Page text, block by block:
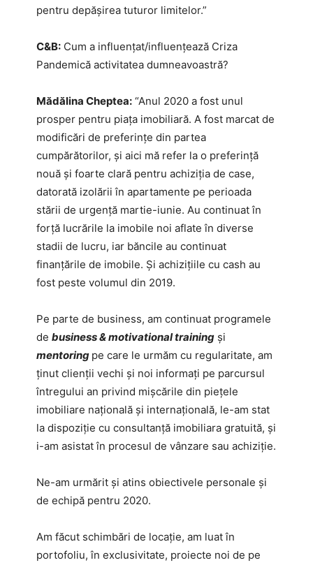
pentru depășirea tuturor limitelor.”
C&B: Cum a influențat/influențează Criza
Pandemică activitatea dumneavoastră?
Mădălina Cheptea: “Anul 2020 a fost unul
prosper pentru piaţa imobiliară. A fost marcat de
modificări de preferinţe din partea
cumpărătorilor, şi aici mă refer la o preferinţă
nouă şi foarte clară pentru achiziţia de case,
datorată izolării în apartamente pe perioada
stării de urgenţă martie-iunie. Au continuat în
forţă lucrările la imobile noi aflate în diverse
stadii de lucru, iar băncile au continuat
finanţările de imobile. Și achiziţiile cu cash au
fost peste volumul din 2019.
Pe parte de business, am continuat programele
de business & motivational training şi
mentoring pe care le urmăm cu regularitate, am
ţinut clienții vechi şi noi informați pe parcursul
întregului an privind mișcările din pieţele
imobiliare națională şi internaţională, le-am stat
la dispoziţie cu consultanţă imobiliara gratuită, şi
i-am asistat în procesul de vânzare sau achiziţie.
Ne-am urmărit şi atins obiectivele personale şi
de echipă pentru 2020.
Am făcut schimbări de locaţie, am luat în
portofoliu, în exclusivitate, proiecte noi de pe